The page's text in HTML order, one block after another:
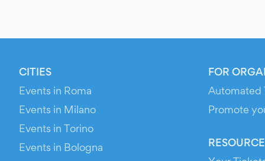
CITIES
Events in Roma
Events in Milano
Events in Torino
Events in Bologna
FOR
Automated
Promote